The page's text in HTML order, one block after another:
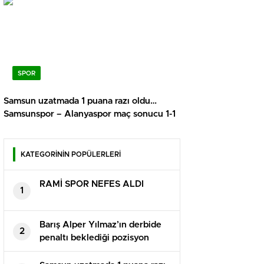
SPOR
Samsun uzatmada 1 puana razı oldu…
Samsunspor – Alanyaspor maç sonucu 1-1
KATEGORİNİN POPÜLERLERİ
1
RAMİ SPOR NEFES ALDI
2
Barış Alper Yılmaz’ın derbide
penaltı beklediği pozisyon
tartışma yarattı